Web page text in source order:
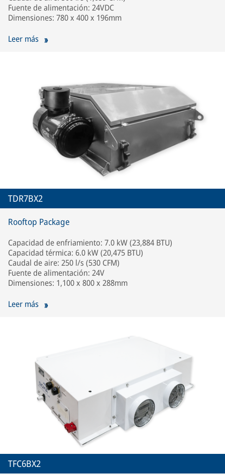
Fuente de alimentación: 24VDC
Dimensiones: 780 x 400 x 196mm
Leer más
TDR7BX2
Rooftop Package
Capacidad de enfriamiento: 7.0 kW (23,884 BTU)
Capacidad térmica: 6.0 kW (20,475 BTU)
Caudal de aire: 250 l/s (530 CFM)
Fuente de alimentación: 24V
Dimensiones: 1,100 x 800 x 288mm
Leer más
TFC6BX2